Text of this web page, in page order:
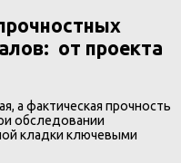
от проекта
а фактическая прочность
обследовании
кладки ключевыми